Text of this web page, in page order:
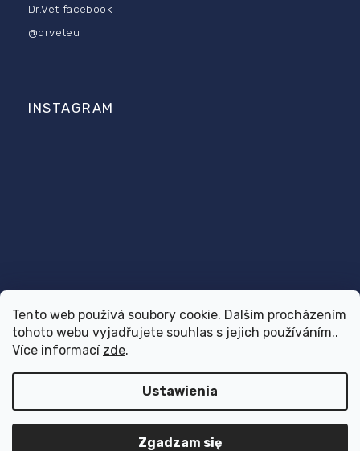
Tento web používá soubory cookie. Dalším procházením
tohoto webu vyjadřujete souhlas s jejich používáním..
Více informací zde.
Ustawienia
Zgadzam się
Dr.Vet facebook
@drveteu
INSTAGRAM
Śledź na Instagramie
Copyright 2026Dr.Vet. Wszystkie prawa zastrzeżone.